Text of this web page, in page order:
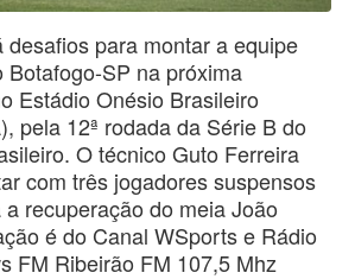
desafios para montar a equipe
Botafogo-SP na próxima
Estádio Onésio Brasileiro
pela 12ª rodada da Série B do
O técnico Guto Ferreira
com três jogadores suspensos
recuperação do meia João
é do Canal WSports e Rádio
FM Ribeirão FM 107,5 Mhz